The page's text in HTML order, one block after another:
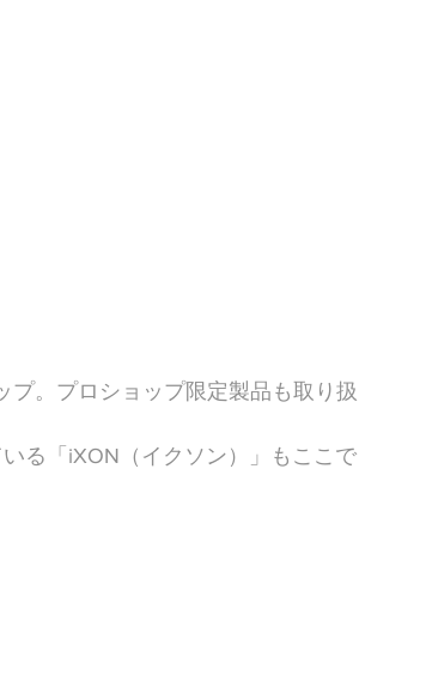
プ。プロショップ限定製品も取り扱
る「iXON（イクソン）」もここで